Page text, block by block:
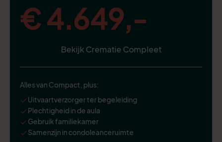
€ 4.649,-
Bekijk Crematie Compleet
Alles van Compact, plus:
Uitvaartverzorger ter begeleiding
Plechtigheid in de aula
Gebruik familiekamer
Samenzijn in condoleanceruimte